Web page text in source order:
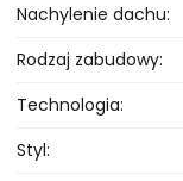
Nachylenie dachu
Rodzaj zabudowy
Technologia
Styl